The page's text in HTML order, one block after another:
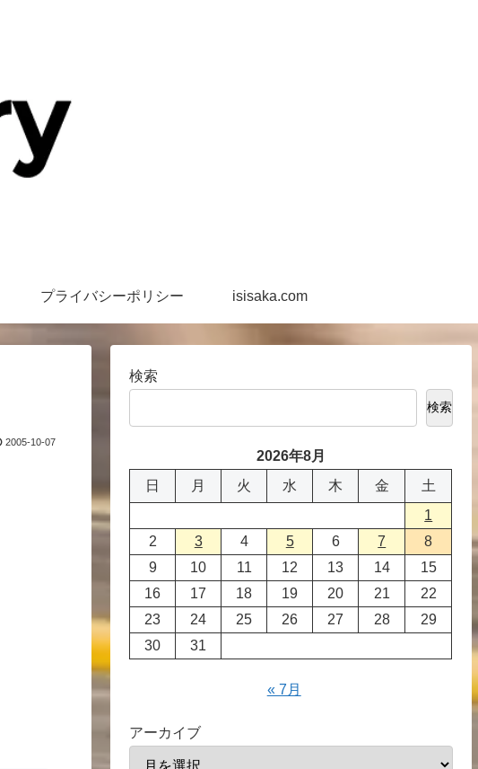
プライバシーポリシー isisaka.com
2005-10-07
検索
検索
2026年8月
日
月 火 水 木 金
土
1
2
3 4 5 6 7
8
9
10 11 12 13 14
15
16
17 18 19 20 21
22
23
24 25 26 27 28
29
30
31
« 7月
アーカイブ